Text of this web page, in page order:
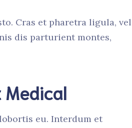
Cras et pharetra ligula, vel
dis parturient montes,
Medical
eu. Interdum et